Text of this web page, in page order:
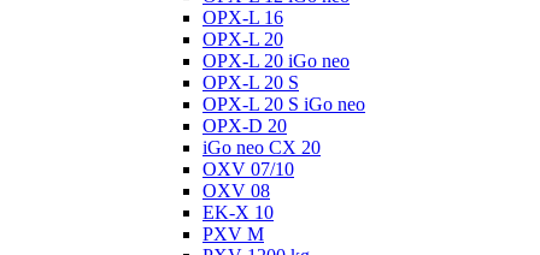
OPX-L 16
OPX-L 20
OPX-L 20 iGo neo
OPX-L 20 S
OPX-L 20 S iGo neo
OPX-D 20
iGo neo CX 20
OXV 07/10
OXV 08
EK-X 10
PXV M